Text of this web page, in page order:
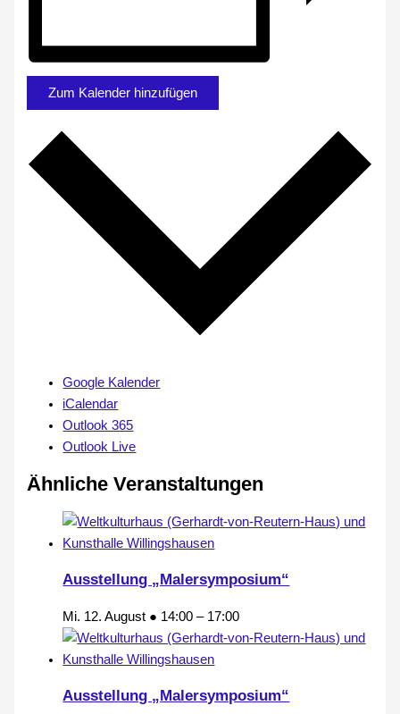
Zum Kalender hinzufügen
Google Kalender
iCalendar
Outlook 365
Outlook Live
Ähnliche Veranstaltungen
Ausstellung „Malersymposium“
Mi. 12. August ● 14:00 – 17:00
Ausstellung „Malersymposium“